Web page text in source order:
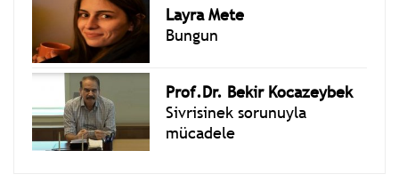
Layra Mete
Bungun
Prof.Dr. Bekir Kocazeybek
Sivrisinek sorunuyla
mücadele